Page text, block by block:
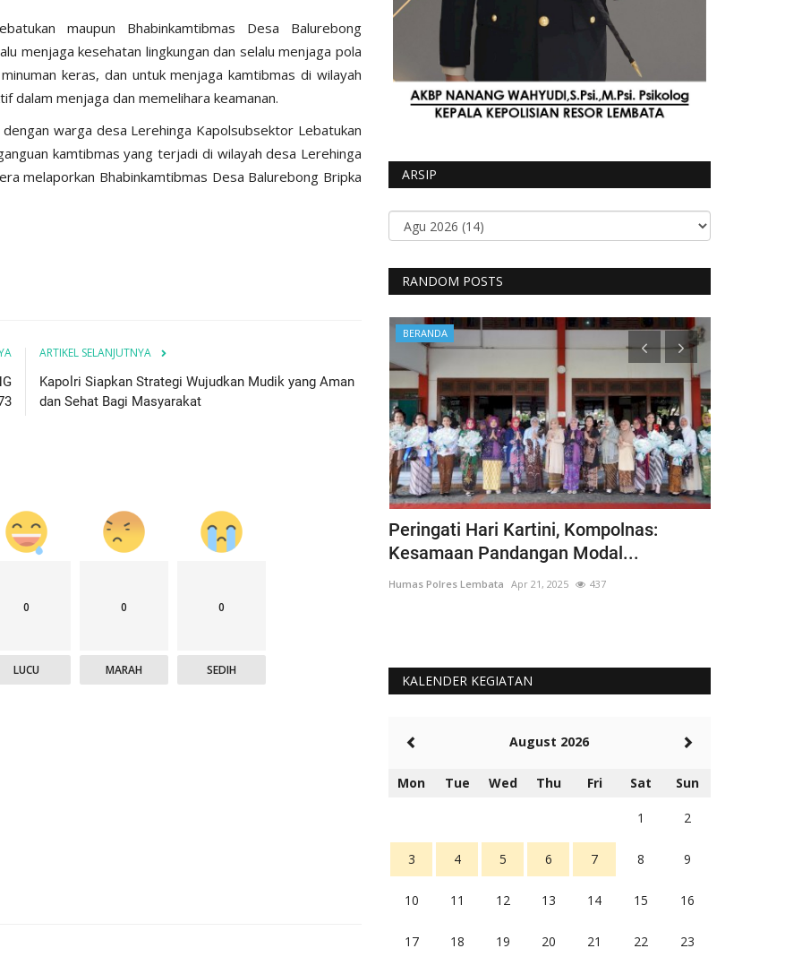
maupun Bhabinkamtibmas Desa Balurebong
menjaga kesehatan lingkungan dan selalu menjaga pola
keras, dan untuk menjaga kamtibmas di wilayah
dalam menjaga dan memelihara keamanan.
warga desa Lerehinga Kapolsubsektor Lebatukan
kamtibmas yang terjadi di wilayah desa Lerehinga
melaporkan Bhabinkamtibmas Desa Balurebong Bripka
ARTIKEL SELANJUTNYA
Kapolri Siapkan Strategi Wujudkan Mudik yang Aman
dan Sehat Bagi Masyarakat
0
LUCU
0
MARAH
0
SEDIH
ARSIP
RANDOM POSTS
:
Patroli Malam Hari, Sat Lantas Polres
Lembata Berikan Pesan...
BERANDA
Peringati Hari Kartini, Kompolnas:
Kesamaan Pandangan Modal...
Humas Polres Lembata Apr 21, 2025 437
KALENDER KEGIATAN
August 2026
Mon Tue Wed Thu Fri Sat Sun
1 2
3 4 5 6 7 8 9
10 11 12 13 14 15 16
17 18 19 20 21 22 23